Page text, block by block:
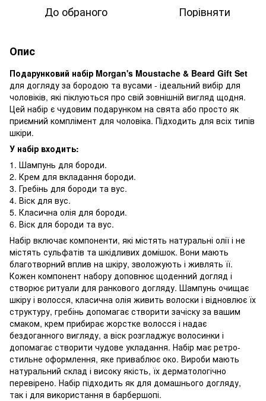
До обраного Порівняти
Опис
Подарунковий набір Morgan's Moustache & Beard Gift Set
для догляду за бородою та вусами - ідеальний вибір для
чоловіків, які піклуються про свій зовнішній вигляд щодня.
Цей набір є чудовим подарунком на свята або просто як
приємний комплімент для чоловіка. Підходить для всіх типів
шкіри.
У набір входить:
1. Шампунь для бороди.
2. Крем для вкладання бороди.
3. Гребінь для бороди та вус.
4. Віск для вус.
5. Класична олія для бороди.
6. Віск для бороди та вус.
Набір включає компоненти, які містять натуральні олії і не
містять сульфатів та шкідливих домішок. Вони мають
благотворний вплив на шкіру, зволожують і живлять її.
Кожен компонент набору доповнює щоденний догляд і
створює ритуали для ранкового догляду. Шампунь очищає
шкіру і волосся, класична олія живить волоски і відновлює їх
структуру, гребінь допомагає створити зачіску за вашим
смаком, крем прибирає жорстке волосся і надає
бездоганного вигляду, а віск розгладжує волосинки і
допомагає створити чудове укладання. Набір має ретро-
стильне оформлення, яке приваблює око. Вироби мають
натуральний склад і високу якість, їх дерматологічно
перевірено. Набір підходить як для домашнього догляду,
так і для використання в барбершопі.